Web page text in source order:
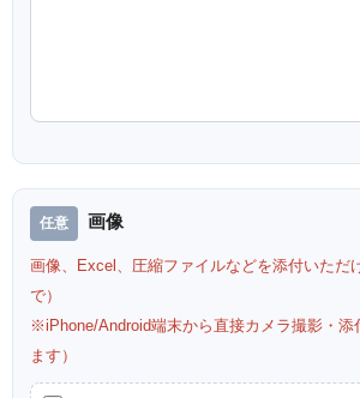
画像
画像、Excel、圧縮ファイルなどを添付いただ
で）
※iPhone/Android端末から直接カメラ撮影・添
ます）